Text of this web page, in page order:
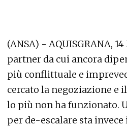
(ANSA) - AQUISGRANA,
partner da cui ancora
più conflittuale e
cercato la negoziazione e
lo più non ha funzionato.
per de-escalare sta